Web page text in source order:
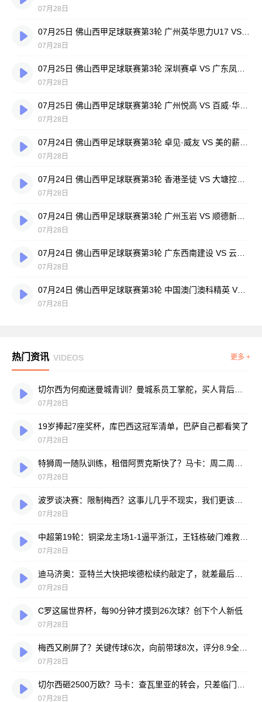
07月28日
07月28日
07月28日
07月28日
07月28日
07月28日
07月28日
07月28日
07月24日 佛山西甲足球联赛第3轮 中国澳门澳科精英 VS 藝品高國際 全场录像
07月28日
热门资讯 VIDEOS 更多 +
07月28日
19岁捧起7座奖杯，库巴西这冠军清单，巴萨自己都看笑了
07月28日
07月28日
07月28日
07月28日
07月28日
C罗这届世界杯，每90分钟才摸到26次球？创下个人新低
07月28日
07月28日
07月28日